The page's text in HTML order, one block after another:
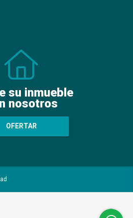
su inmueble
nosotros
OFERTAR